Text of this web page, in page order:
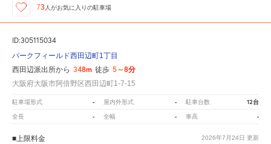
73 人がお気に入りの駐車場
ID:305115034
パークフィールド西田辺町1丁目
西田辺派出所から 348m 徒歩 5～8分
大阪府大阪市阿倍野区西田辺町1-7-15
駐車場形式 - 屋内外形式 - 駐車台数 12台
全長 - 全幅 - 車高 -
2026年7月24日 更新
■上限料金